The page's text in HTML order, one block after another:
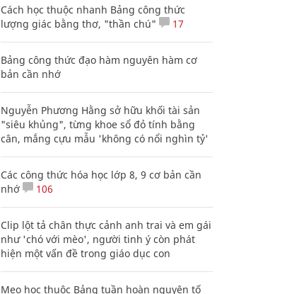
Cách học thuộc nhanh Bảng công thức
lượng giác bằng thơ, "thần chú"
17
Bảng công thức đạo hàm nguyên hàm cơ
bản cần nhớ
Nguyễn Phương Hằng sở hữu khối tài sản
"siêu khủng", từng khoe sổ đỏ tính bằng
cân, mắng cựu mẫu 'không có nổi nghìn tỷ'
Các công thức hóa học lớp 8, 9 cơ bản cần
nhớ
106
Clip lột tả chân thực cảnh anh trai và em gái
như 'chó với mèo', người tinh ý còn phát
hiện một vấn đề trong giáo dục con
Mẹo học thuộc Bảng tuần hoàn nguyên tố